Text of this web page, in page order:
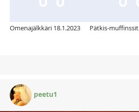
Omenajälkkäri 18.1.2023 Pätkis-muffinssit
peetu1